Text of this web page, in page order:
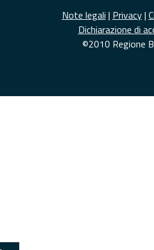
Note legali | Privacy|
Dichiarazione di
©2010 Regione